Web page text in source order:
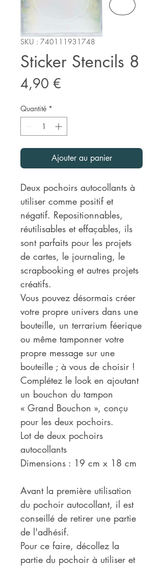
SKU : 740111931748
Sticker Stencils 8
4,90 €
Quantité *
Ajouter au panier
Deux pochoirs autocollants à
utiliser comme positif et
négatif. Repositionnables,
réutilisables et effaçables, ils
sont parfaits pour les projets
de cartes, le journaling, le
scrapbooking et autres projets
créatifs.
Vous pouvez désormais créer
votre propre univers dans une
bouteille, un terrarium féerique
ou même tamponner votre
propre message sur une
bouteille ; à vous de choisir !
Complétez le look en ajoutant
un bouchon du tampon
« Grand Bouchon », conçu
pour les deux pochoirs.
Lot de deux pochoirs
autocollants
Dimensions : 19 cm x 18 cm
Avant la première utilisation
du pochoir autocollant, il est
conseillé de retirer une partie
de l'adhésif.
Pour ce faire, décollez la
partie du pochoir à utiliser et